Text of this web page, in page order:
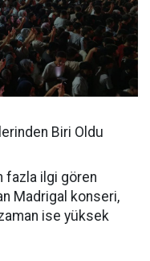
Biri Oldu
fazla ilgi gören
Madrigal konseri,
ise yüksek